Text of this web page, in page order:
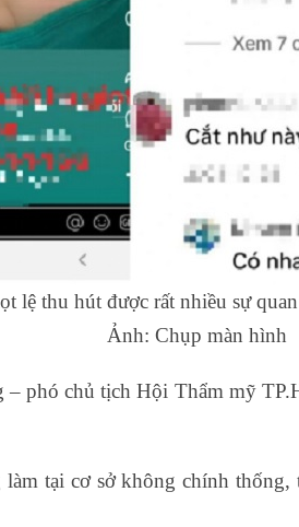
lệ thu hút được rất nhiều sự
Ảnh: Chụp màn hình
phó chủ tịch Hội Thẩm mỹ
tại cơ sở không chính thống,